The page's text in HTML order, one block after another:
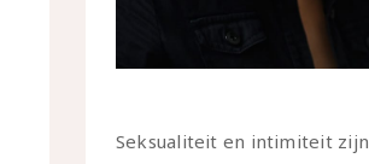
Seksualiteit en intimiteit zijn